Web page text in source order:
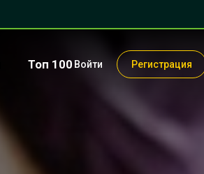
Топ 100 Войти Регистрация